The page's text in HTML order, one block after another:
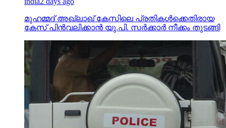
മുഹമ്മദ് അഖ്‌ലാഖ് കേസിലെ പ്രതികള്‍ക്കെതിരായ
കേസ് പിന്‍വലിക്കാന്‍ യു.പി. സര്‍ക്കാര്‍ നീക്കം തുടങ്ങി